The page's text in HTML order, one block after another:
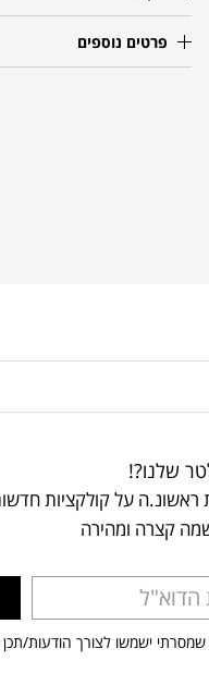
פרטים נוספים
שלנו?!
על קולקציות
קצרה ומהירה
ישמשו לצורך הודעות/תכן